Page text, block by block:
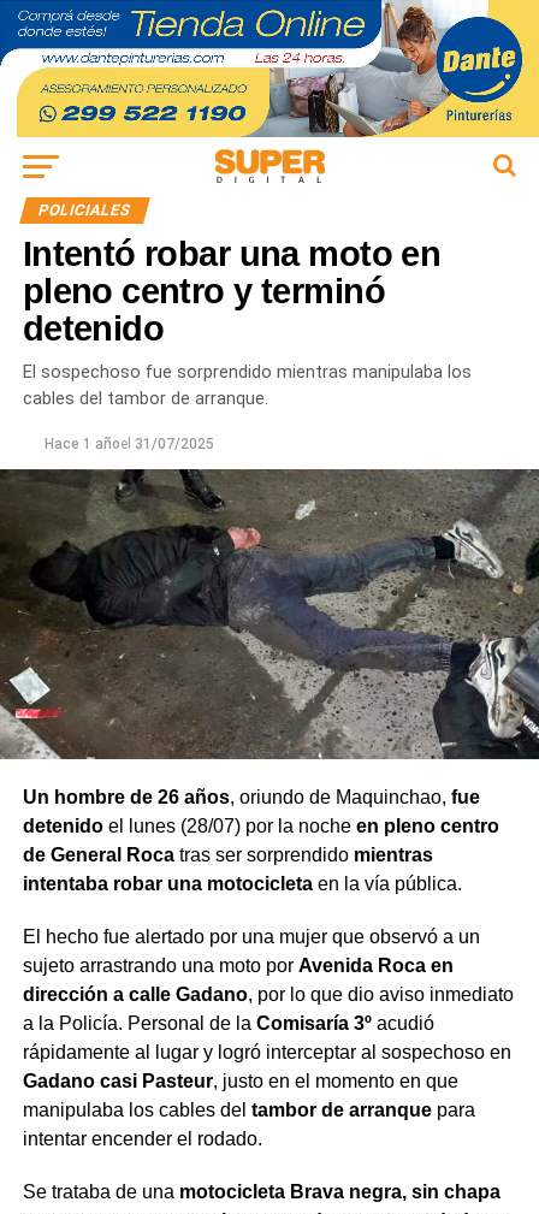
POLICIALES
Intentó robar una moto en
pleno centro y terminó
detenido
El sospechoso fue sorprendido mientras manipulaba los
cables del tambor de arranque.
Hace 1 añoel 31/07/2025
Un hombre de 26 años, oriundo de Maquinchao, fue
detenidoel lunes (28/07) por la noche en pleno centro
de General Rocatras ser sorprendido mientras
intentaba robar una motocicletaen la vía pública.
El hecho fue alertado por una mujer que observó a un
sujeto arrastrando una moto por Avenida Roca en
dirección a calle Gadano, por lo que dio aviso inmediato
a la Policía. Personal de la Comisaría 3ºacudió
rápidamente al lugar y logró interceptar al sospechoso en
Gadano casi Pasteur, justo en el momento en que
manipulaba los cables del tambor de arranquepara
intentar encender el rodado.
Se trataba de una motocicleta Brava negra, sin chapa